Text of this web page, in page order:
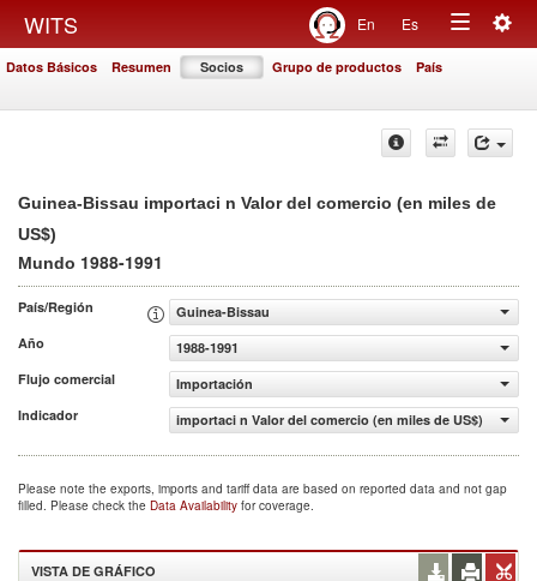
WITS En Es
Toggle
Datos Básicos Resumen Socios Grupo de productos País
Guinea-Bissau importaci n Valor del comercio (en miles de
US$)
Mundo 1988-1991
País/Región
Guinea-Bissau
Año
1988-1991
Flujo comercial
Importación
Indicador
importaci n Valor del comercio (en miles de US$)
Please note the exports, imports and tariff data are based on reported data and not gap
filled. Please check the Data Availability for coverage.
VISTA DE GRÁFICO